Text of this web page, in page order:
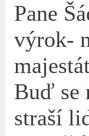
Pane
výrok-
Buď se
straší